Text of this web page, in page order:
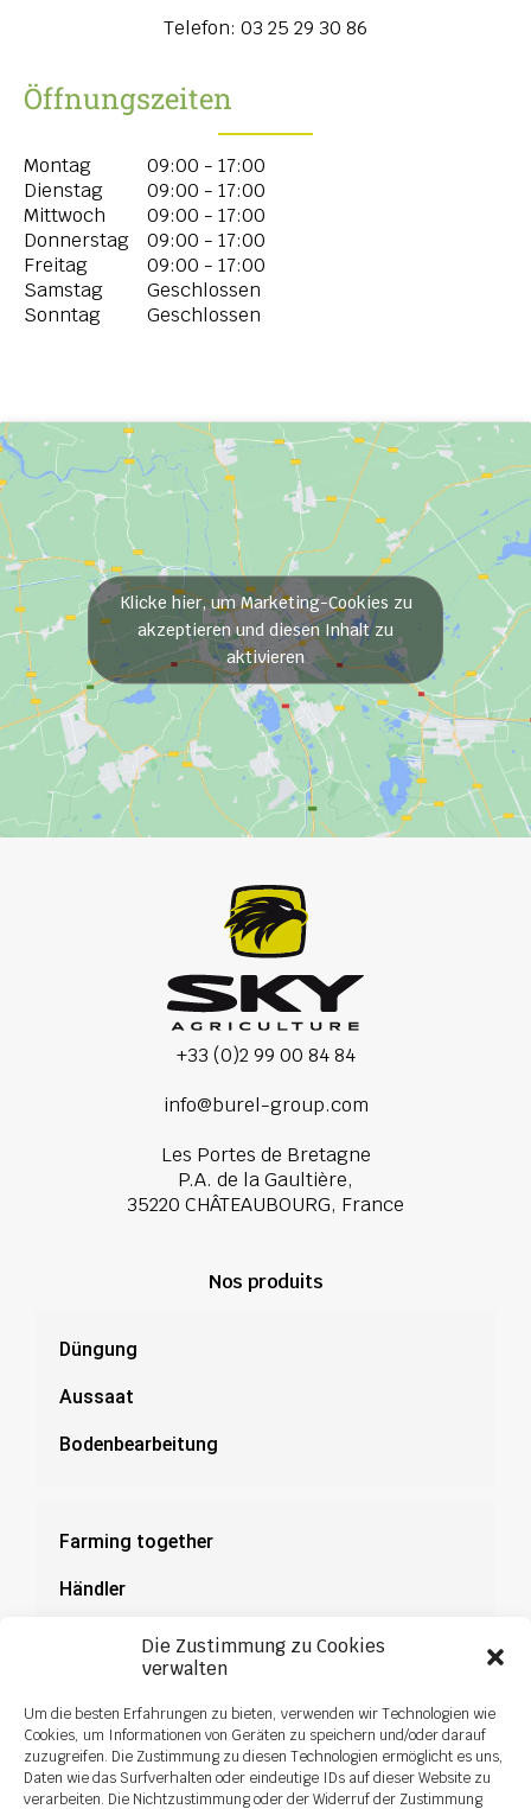
Die Zustimmung zu Cookies
verwalten
Um die besten Erfahrungen zu bieten, verwenden wir Technologien wie
Cookies, um Informationen von Geräten zu speichern und/oder darauf
zuzugreifen. Die Zustimmung zu diesen Technologien ermöglicht es uns,
Daten wie das Surfverhalten oder eindeutige IDs auf dieser Website zu
verarbeiten. Die Nichtzustimmung oder der Widerruf der Zustimmung
Telefon: 03 25 29 30 86
Öffnungszeiten
Montag
09:00 - 17:00
Dienstag
09:00 - 17:00
Mittwoch
09:00 - 17:00
Donnerstag
09:00 - 17:00
Freitag
09:00 - 17:00
Samstag
Geschlossen
Sonntag
Geschlossen
Klicke hier, um Marketing-Cookies zu
akzeptieren und diesen Inhalt zu
aktivieren
+33 (0)2 99 00 84 84
info@burel-group.com
Les Portes de Bretagne
P.A. de la Gaultière,
35220 CHÂTEAUBOURG, France
Nos produits
Düngung
Aussaat
Bodenbearbeitung
Farming together
Händler
Dokumentation